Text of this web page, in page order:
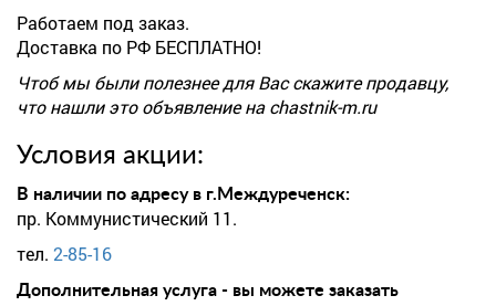
Работаем под заказ.
Доставка по РФ БЕСПЛАТНО!
Чтоб мы были полезнее для Вас скажите продавцу,
что нашли это объявление на chastnik-m.ru
Условия акции:
В наличии по адресу в г.Междуреченск:
пр. Коммунистический 11.
тел. 2-85-16
Дополнительная услуга - вы можете заказать